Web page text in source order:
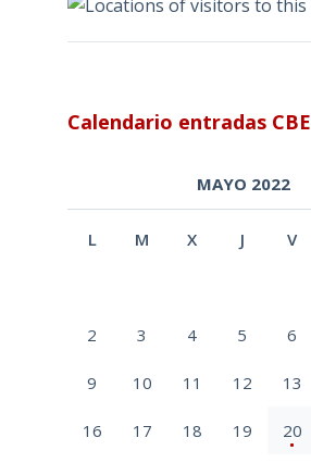
Calendario entradas CBE
MAYO 2022
L M X J V
2 3 4 5 6
9 10 11 12 13
16 17 18 19 20